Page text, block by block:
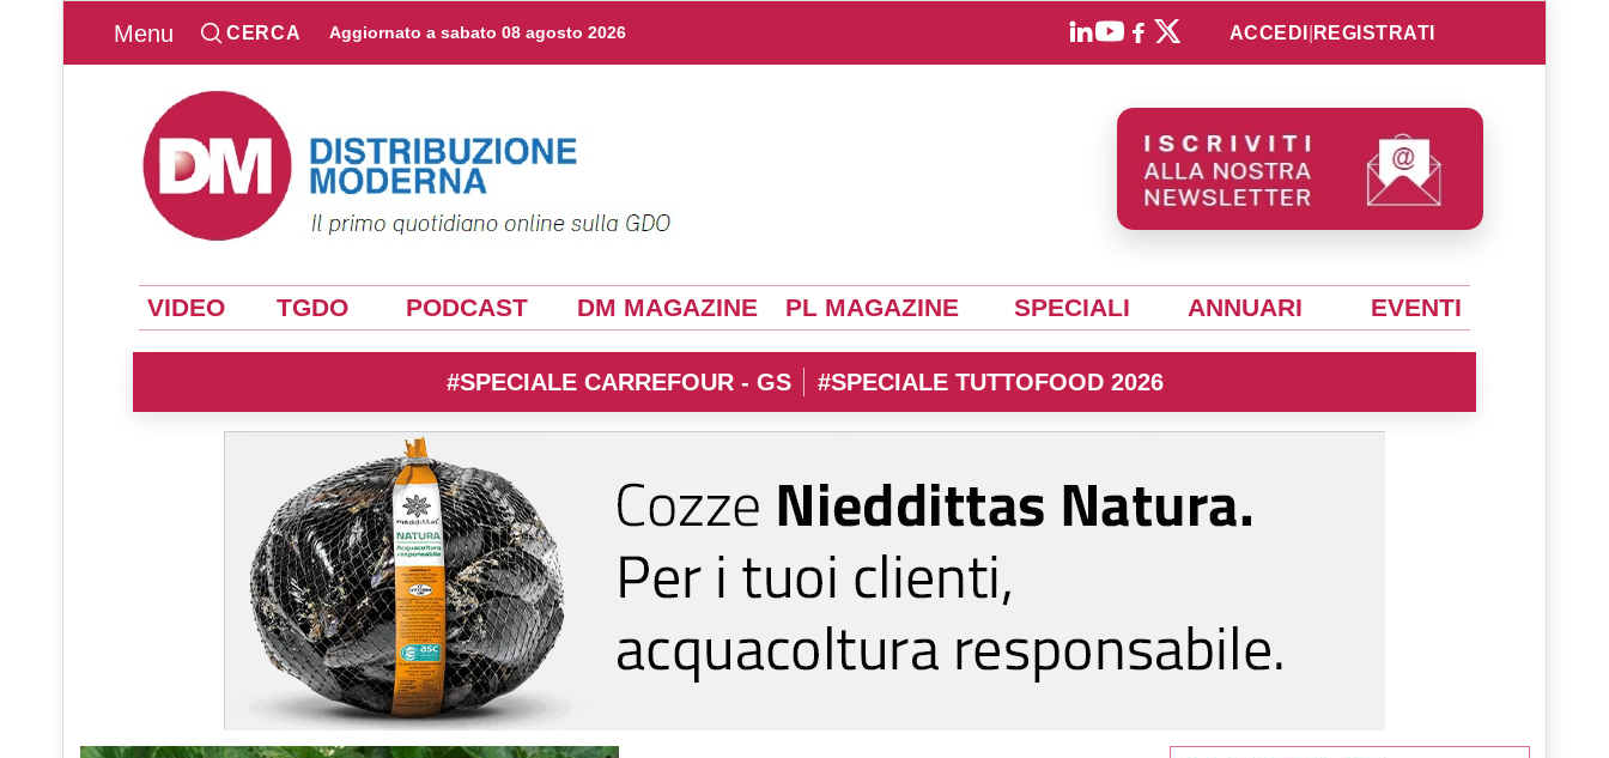
Menu CERCA Aggiornato a sabato 08 agosto 2026 ACCEDI REGISTRATI
VIDEO TGDO PODCAST DM MAGAZINE PL MAGAZINE SPECIALI ANNUARI EVENTI
#SPECIALE CARREFOUR - GS #SPECIALE TUTTOFOOD 2026